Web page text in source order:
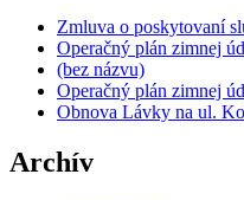
Zmluva o poskytovaní
Operačný plán zimnej
(bez názvu)
Operačný plán zimnej
Obnova Lávky na ul.
Archív